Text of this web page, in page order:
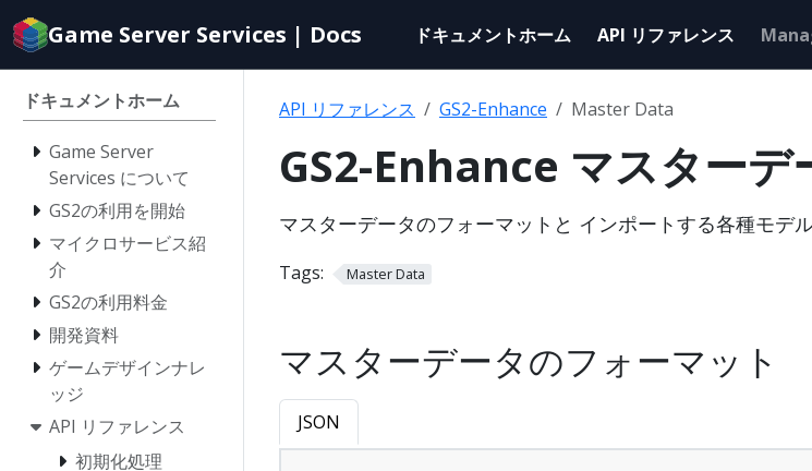
Documentation
index
for
agents
Game Server Services | Docs ドキュメントホーム API リファレンス
ドキュメントホーム
Game Server
Services について
GS2の利用を開始
マイクロサービス紹
介
GS2の利用料金
開発資料
ゲームデザインナレ
ッジ
API リファレンス
初期化処理
API リファレンス GS2-Enhance Master Data
GS2-Enhance マスターデ
マスターデータのフォーマットと インポートする各種モデ
Tags: Master Data
マスターデータのフォーマット
JSON